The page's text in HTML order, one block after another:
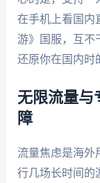
在手机上看国内
游》国服，互不
还原你在国内时
无限流量与
障
流量焦虑是海外
行几场长时间的